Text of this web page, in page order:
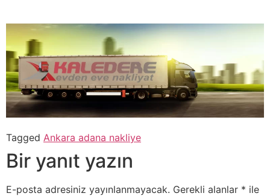
Tagged Ankara adana nakliye
Bir yanıt yazın
E-posta adresiniz yayınlanmayacak. Gerekli alanlar * ile